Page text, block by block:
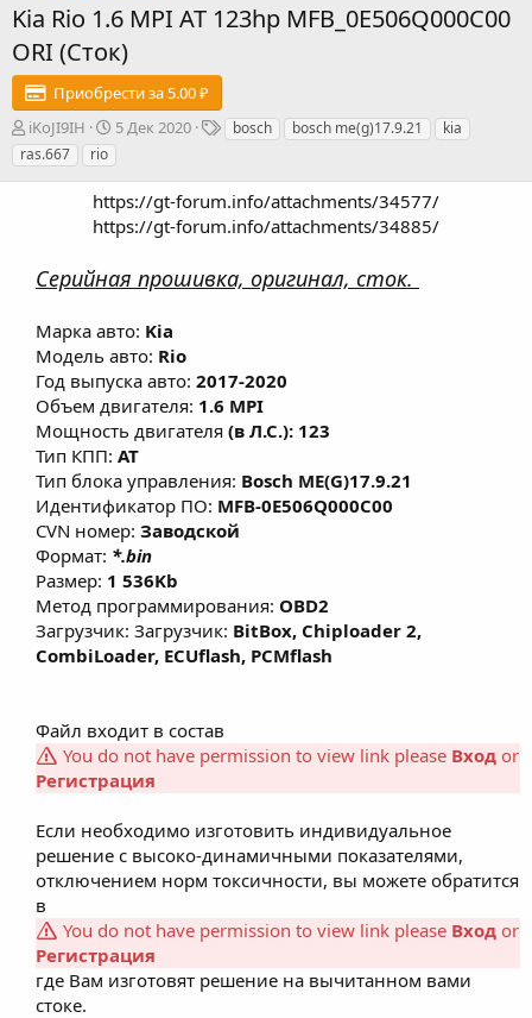
Kia Rio 1.6 MPI AT 123hp MFB_0E506Q000C00
ORI (Сток)
Приобрести за 5.00 ₽
А
в
т
iKoJI9IH
Д
а
т
с
о
д
и
я
5 Дек 2020
Тbosch bosch me(g)17.9.21
kia
ras.667
rio
https://gt-forum.info/attachments/34577/
https://gt-forum.info/attachments/34885/​
Серийная прошивка, оригинал, сток.
Марка авто: Kia
Модель авто: Rio
Год выпуска авто: 2017-2020
Объем двигателя: 1.6 MPI
Мощность двигателя (в Л.С.): 123
Тип КПП: AT
Тип блока управления: Bosch ME(G)17.9.21
Идентификатор ПО: MFB-0E506Q000C00
CVN номер: Заводской
Формат: *.bin
Размер: 1 536Kb
Метод программирования: OBD2
Загрузчик: Загрузчик: BitBox, Chiploader 2,
CombiLoader, ECUflash, PCMflash
Файл входит в состав
You do not have permission to view link please Вход or
Регистрация
Если необходимо изготовить индивидуальное
решение с высоко-динамичными показателями,
отключением норм токсичности, вы можете обратится
в
You do not have permission to view link please Вход or
Регистрация
где Вам изготовят решение на вычитанном вами
стоке.​